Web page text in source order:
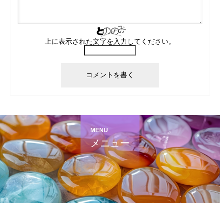
上に表示された文字を入力してください。
MENU
メニュー